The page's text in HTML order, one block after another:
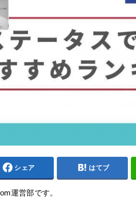
シェア はてブ
運営部です。